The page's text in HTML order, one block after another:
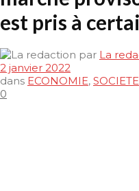
est pris à
par La
2 janvier 2022
dans ECONOMIE, SOCIETE
0